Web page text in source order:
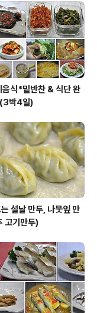
식*밑반찬 & 식단 완
박4일)
설날 만두, 나뭇잎 만
고기만두)